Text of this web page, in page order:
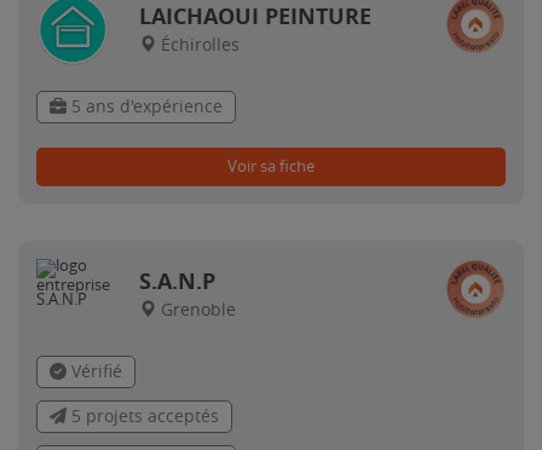
LAICHAOUI PEINTURE
Échirolles
5 ans d'expérience
Voir sa fiche
S.A.N.P
Grenoble
Vérifié
5 projets acceptés